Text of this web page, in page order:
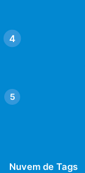
Nuvem de Tags